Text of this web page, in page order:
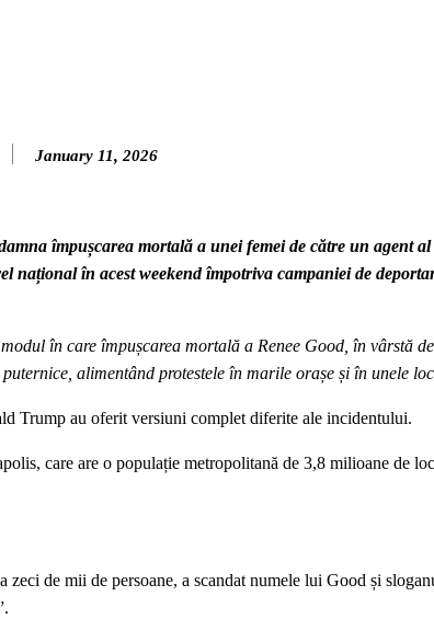
January 11, 2026
împușcarea mortală a unei femei de către un agent
în acest weekend împotriva campaniei de
în care împușcarea mortală a Renee Good, în vârstă
alimentând protestele în marile orașe și în unele
Trump au oferit versiuni complet diferite ale incidentului.
care are o populație metropolitană de 3,8 milioane de
de mii de persoane, a scandat numele lui Good și